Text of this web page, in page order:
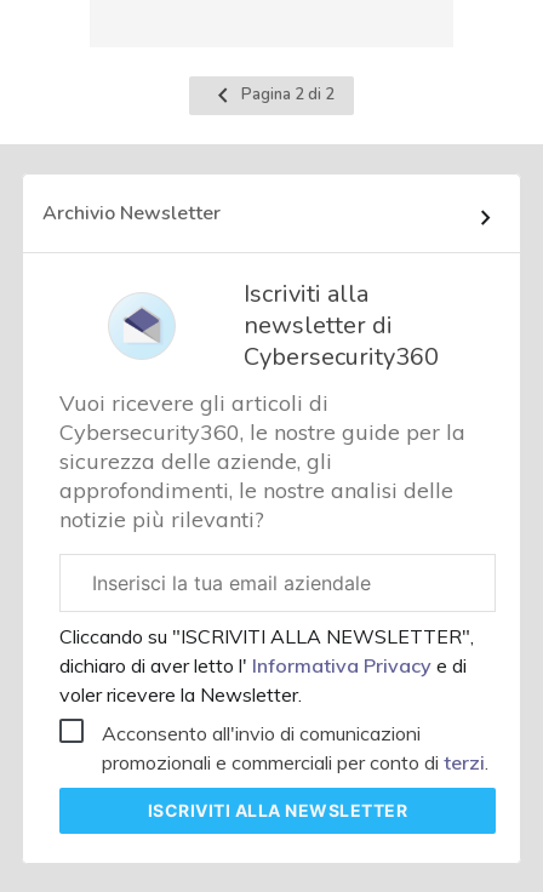
Pagina
precedente
Pagina 2 di 2
Archivio Newsletter
Iscriviti alla
newsletter di
Cybersecurity360
Vuoi ricevere gli articoli di
Cybersecurity360, le nostre guide per la
sicurezza delle aziende, gli
approfondimenti, le nostre analisi delle
notizie più rilevanti?
aziendale
Cliccando su "ISCRIVITI ALLA NEWSLETTER",
dichiaro di aver letto l' Informativa Privacye di
voler ricevere la Newsletter.
Acconsento all'invio di comunicazioni
promozionali e commerciali per conto diterzi
ISCRIVITI ALLA NEWSLETTER